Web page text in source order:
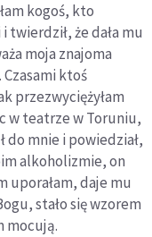
kogoś, kto
że dała mu
moja znajoma
ktoś
przezwyciężyłam
w teatrze w Toruniu,
do mnie i powiedział,
alkoholizmie, on
uporałam, daje mu
stało się wzorem
mocują.